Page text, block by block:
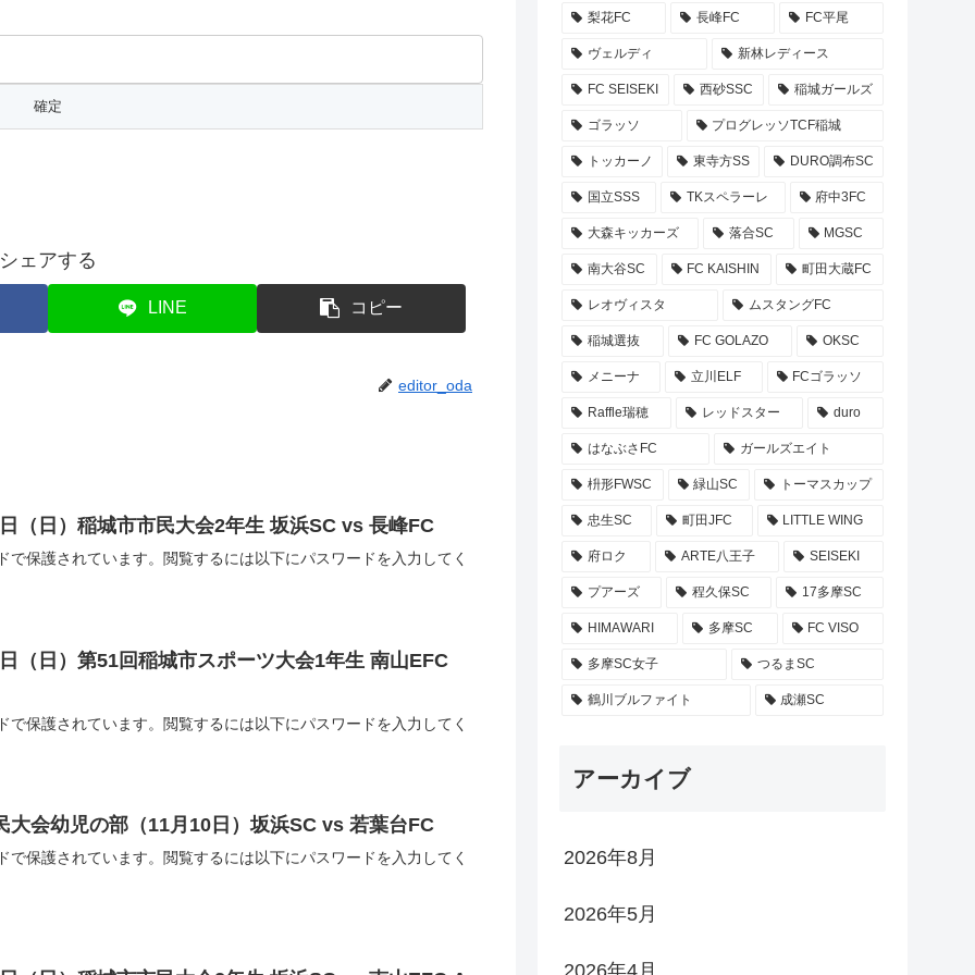
シェアする
LINE コピー
editor_oda
（日）稲城市市民大会2年生 坂浜SC vs 長峰FC
で保護されています。閲覧するには以下にパスワードを入力してく
（日）第51回稲城市スポーツ大会1年生 南山EFC
で保護されています。閲覧するには以下にパスワードを入力してく
大会幼児の部（11月10日）坂浜SC vs 若葉台FC
で保護されています。閲覧するには以下にパスワードを入力してく
梨花FC 長峰FC FC平尾
ヴェルディ 新林レディース
FC SEISEKI 西砂SSC 稲城ガールズ
ゴラッソ プログレッソTCF稲城
トッカーノ 東寺方SS DURO調布SC
国立SSS TKスペラーレ 府中3FC
大森キッカーズ 落合SC MGSC
南大谷SC FC KAISHIN 町田大蔵FC
レオヴィスタ ムスタングFC
稲城選抜 FC GOLAZO OKSC
メニーナ 立川ELF FCゴラッソ
Raffle瑞穂 レッドスター duro
はなぶさFC ガールズエイト
枡形FWSC 緑山SC トーマスカップ
忠生SC 町田JFC LITTLE WING
府ロク ARTE八王子 SEISEKI
プアーズ 程久保SC 17多摩SC
HIMAWARI 多摩SC FC VISO
多摩SC女子 つるまSC
鶴川ブルファイト 成瀬SC
アーカイブ
2026年8月
2026年5月